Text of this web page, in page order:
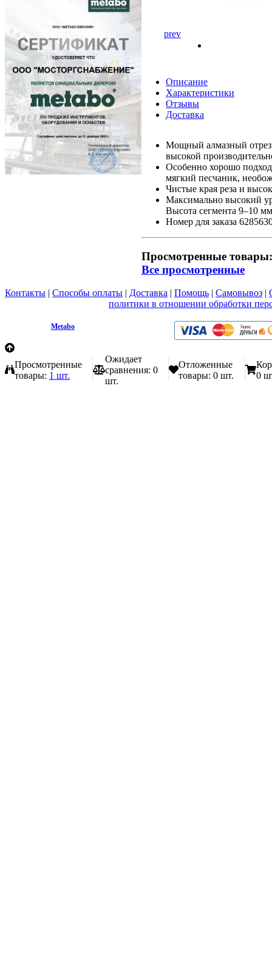
prev
Описание
Характеристики
Отзывы
Доставка
Мощный алмазный
высокой
Особенно хорошо
мягкий песчаник,
Чистые края реза и
Максимально высокий
Высота сегмента 9–10
Номер для заказа
Просмотренные товары:
Все просмотренные
Контакты | Способы оплаты | Доставка | Помощь | Самовывоз |
политики в отношении обработки
Metabo
Просмотренные
товары: 1 шт.
Ожидает
сравнения: 0
шт.
Отложенные
товары: 0 шт.
0